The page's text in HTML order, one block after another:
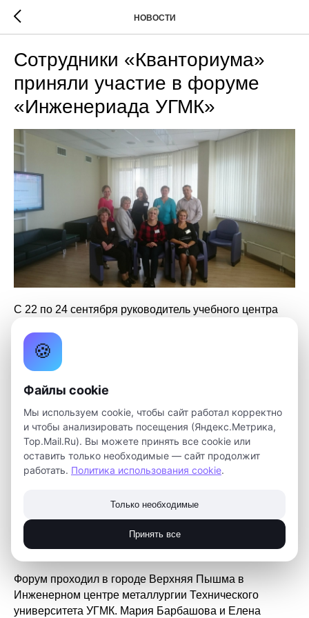
НОВОСТИ
Сотрудники «Кванториума»
приняли участие в форуме
«Инженериада УГМК»
С 22 по 24 сентября руководитель учебного центра
и педагог Аэроквантума Елена Селиверстова
приняли участие в форуме, посвященном запуску
конкурса «Инженериада». Научно-технический
конкурс «Инженериада» – это часть большого проекта
профориентацию талантливых детей. Это уникальный
конкурс, благодаря которому в одной команде смогут
собраться дети, инженеры и преподаватели.
Школьники будут получать задачи от предприятий
компания «Сибкабель». У наших кванторианцев
«Инженериаде» и получить опыт работы с крупными
предприятиями.
Форум проходил в городе Верхняя Пышма в
Инженерном центре металлургии Технического
университета УГМК. Мария Барбашова и Елена
🍪
Файлы cookie
Мы используем cookie, чтобы сайт работал корректно
и чтобы анализировать посещения (Яндекс.Метрика,
Top.Mail.Ru). Вы можете принять все cookie или
оставить только необходимые — сайт продолжит
работать. Политика использования cookie.
Только необходимые
Принять все